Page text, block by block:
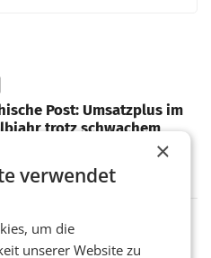
Post: Umsatzplus im
trotz schwachem
Post AG hat im
2026 einen Konzernumsatz
EUR erwirtschaftet, was
3,8 Prozent gegenüber dem
MEDIA
spart und macht
×
verwendet
um die
unserer Website zu